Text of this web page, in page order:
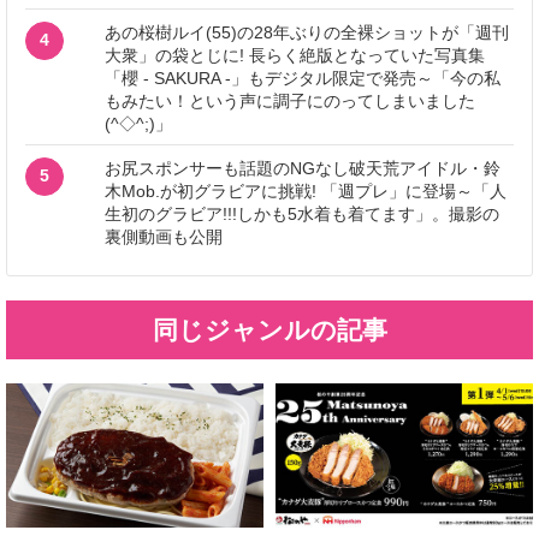
4
あの桜樹ルイ(55)の28年ぶりの全裸ショットが「週刊
大衆」の袋とじに! 長らく絶版となっていた写真集
「櫻 - SAKURA -」もデジタル限定で発売～「今の私
もみたい！という声に調子にのってしまいました
(^◇^;)」
5
お尻スポンサーも話題のNGなし破天荒アイドル・鈴
木Mob.が初グラビアに挑戦! 「週プレ」に登場～「人
生初のグラビア!!!しかも5水着も着てます」。撮影の
裏側動画も公開
同じジャンルの記事